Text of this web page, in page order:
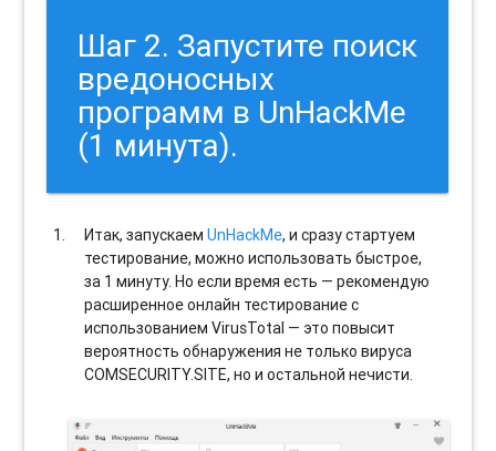
Шаг 2. Запустите поиск
вредоносных
программ в UnHackMe
(1 минута).
Итак, запускаемUnHackMe, и сразу стартуем
тестирование, можно использовать быстрое,
за 1 минуту. Но если время есть — рекомендую
расширенное онлайн тестирование с
использованием VirusTotal — это повысит
вероятность обнаружения не только вируса
COMSECURITY.SITE, но и остальной нечисти.